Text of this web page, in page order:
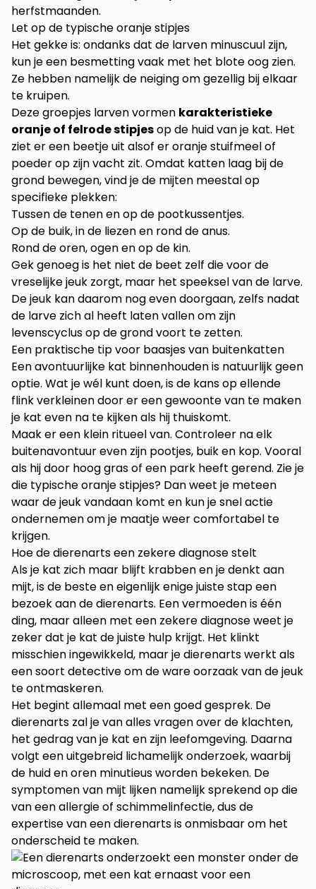
herfstmaanden.
Let op de typische oranje stipjes
Het gekke is: ondanks dat de larven minuscuul zijn,
kun je een besmetting vaak met het blote oog zien.
Ze hebben namelijk de neiging om gezellig bij elkaar
te kruipen.
Deze groepjes larven vormen karakteristieke
oranje of felrode stipjesop de huid van je kat. Het
ziet er een beetje uit alsof er oranje stuifmeel of
poeder op zijn vacht zit. Omdat katten laag bij de
grond bewegen, vind je de mijten meestal op
specifieke plekken:
Tussen de tenen en op de pootkussentjes.
Op de buik, in de liezen en rond de anus.
Rond de oren, ogen en op de kin.
Gek genoeg is het niet de beet zelf die voor de
vreselijke jeuk zorgt, maar het speeksel van de larve.
De jeuk kan daarom nog even doorgaan, zelfs nadat
de larve zich al heeft laten vallen om zijn
levenscyclus op de grond voort te zetten.
Een praktische tip voor baasjes van buitenkatten
Een avontuurlijke kat binnenhouden is natuurlijk geen
optie. Wat je wél kunt doen, is de kans op ellende
flink verkleinen door er een gewoonte van te maken
je kat even na te kijken als hij thuiskomt.
Maak er een klein ritueel van. Controleer na elk
buitenavontuur even zijn pootjes, buik en kop. Vooral
als hij door hoog gras of een park heeft gerend. Zie je
die typische oranje stipjes? Dan weet je meteen
waar de jeuk vandaan komt en kun je snel actie
ondernemen om je maatje weer comfortabel te
krijgen.
Hoe de dierenarts een zekere diagnose stelt
Als je kat zich maar blijft krabben en je denkt aan
mijt, is de beste en eigenlijk enige juiste stap een
bezoek aan de dierenarts. Een vermoeden is één
ding, maar alleen met een zekere diagnose weet je
zeker dat je kat de juiste hulp krijgt. Het klinkt
misschien ingewikkeld, maar je dierenarts werkt als
een soort detective om de ware oorzaak van de jeuk
te ontmaskeren.
Het begint allemaal met een goed gesprek. De
dierenarts zal je van alles vragen over de klachten,
het gedrag van je kat en zijn leefomgeving. Daarna
volgt een uitgebreid lichamelijk onderzoek, waarbij
de huid en oren minutieus worden bekeken. De
symptomen van mijt lijken namelijk sprekend op die
van een allergie of schimmelinfectie, dus de
expertise van een dierenarts is onmisbaar om het
onderscheid te maken.